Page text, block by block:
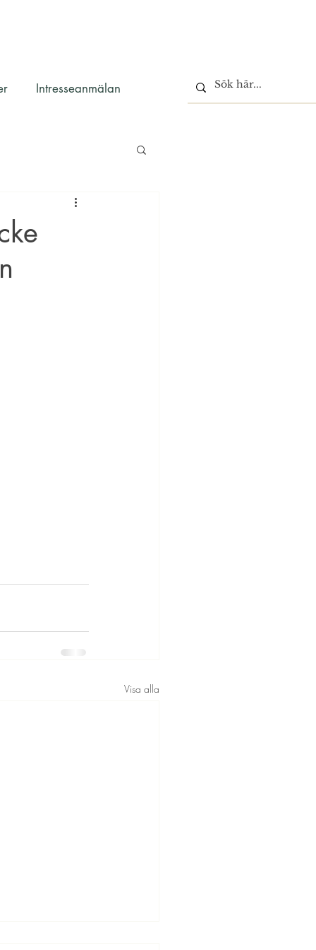
Intresseanmälan
Visa alla